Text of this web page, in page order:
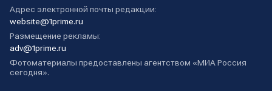
Адрес электронной почты редакции:
website@1prime.ru
Размещение рекламы:
adv@1prime.ru
Фотоматериалы предоставлены агентством «МИА Россия
сегодня».